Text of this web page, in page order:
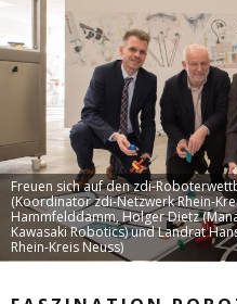
Freuen sich auf den zdi-
(Koordinator zdi-Netzwerk Rhein-
Hammfelddamm, Holger Dietz
Kawasaki Robotics) und Landrat
Rhein-Kreis Neuss)